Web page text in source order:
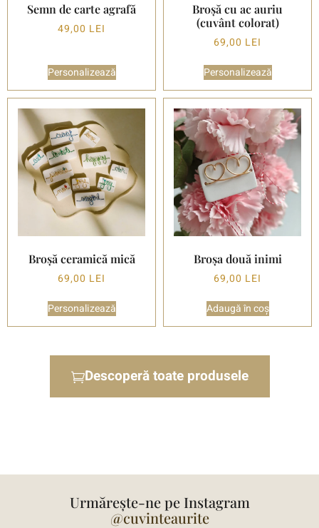
Semn de carte agrafă
49,00 LEI
Personalizează
Broșă cu ac auriu
(cuvânt colorat)
69,00 LEI
Personalizează
Broșă ceramică mică
69,00 LEI
Personalizează
Broșa două inimi
69,00 LEI
Adaugă în coș
Descoperă toate produsele
Urmărește-ne pe Instagram
@cuvinteaurite